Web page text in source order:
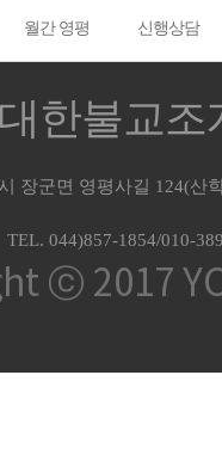
월간 영평 신행상담
대한불교조
장군면 영평사길 124(산
TEL. 044)857-1854/010-
ⓒ 2017